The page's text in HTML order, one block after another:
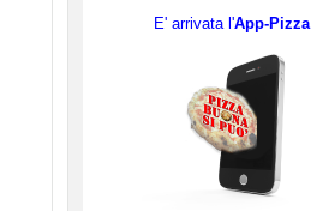
E' arrivata l'App-Pizza